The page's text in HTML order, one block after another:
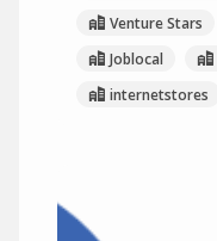
Venture Stars
Joblocal
internetstores